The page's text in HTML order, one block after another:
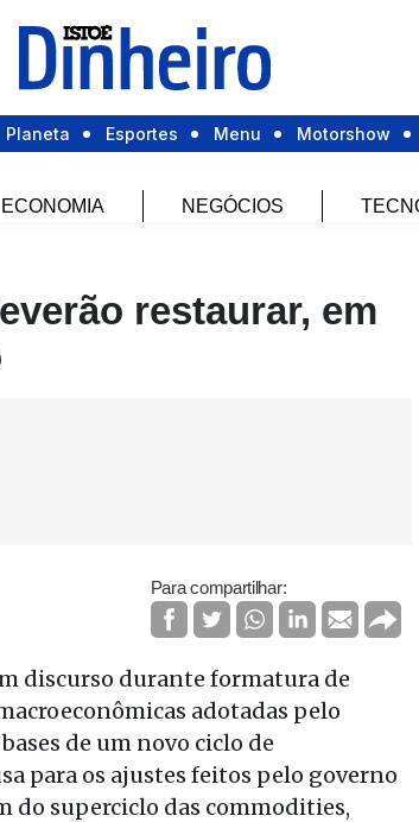
Planeta Esportes Menu Motorshow
ECONOMIA NEGÓCIOS
restaurar, em
Para compartilhar:
discurso durante formatura de
adotadas pelo
de um novo ciclo de
para os ajustes feitos pelo governo
do superciclo das commodities,